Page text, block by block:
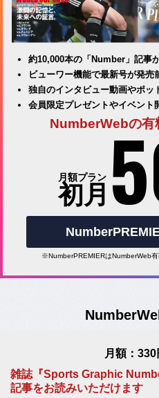
約10,000本の「Number」記事
ビューワー機能で最新号が発売
独自のインタビュー動画やポッ
会員限定プレゼントやイベント
NumberWebの有
月額プラン
初月
※NumberPREMIERはNumberWeb有
月額：330
雑誌『Sports Graphic
記事をお読みいただけます